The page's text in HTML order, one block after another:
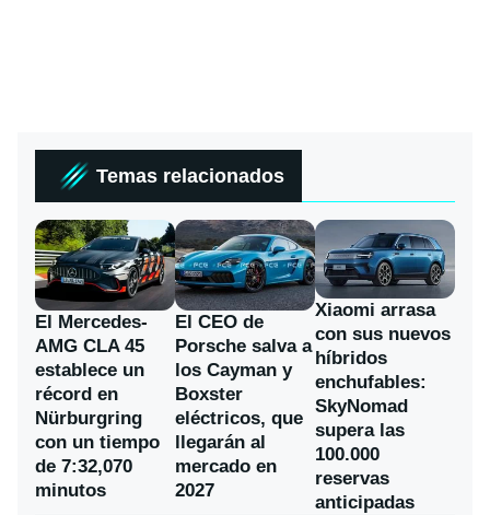
Temas relacionados
El Mercedes-
AMG CLA 45
establece un
récord en
Nürburgring
con un tiempo
de 7:32,070
minutos
El CEO de
Porsche salva a
los Cayman y
Boxster
eléctricos, que
llegarán al
mercado en
2027
Xiaomi arrasa
con sus nuevos
híbridos
enchufables:
SkyNomad
supera las
100.000
reservas
anticipadas